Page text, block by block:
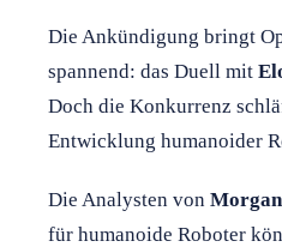
Die Ankündigung bringt
spannend: das Duell mit
Doch die Konkurrenz
Entwicklung humanoider
Die Analysten von
für humanoide Roboter